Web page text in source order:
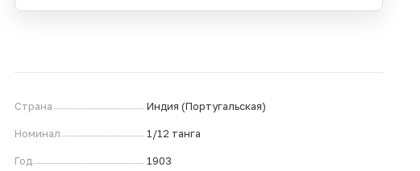
Страна Индия (Португальская)
Номинал 1/12 танга
Год 1903